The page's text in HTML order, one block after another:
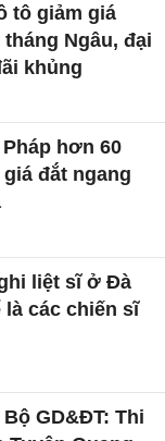
tô giảm giá
Ngâu, đại
khủng
hơn 60
đắt ngang
liệt sĩ ở Đà
là các chiến sĩ
GD&ĐT: Thi